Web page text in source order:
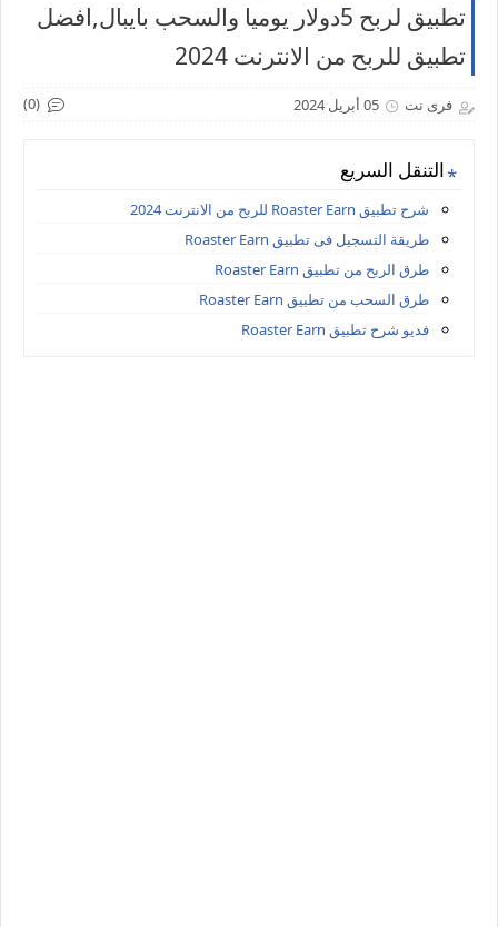
تطبيق لربح 5دولار يوميا والسحب بايبال,افضل
تطبيق للربح من الانترنت 2024
فرى نت 05 أبريل 2024 (0)
التنقل السريع
شرح تطبيق Roaster Earn للربح من الانترنت 2024
طريقة التسجيل فى تطبيق Roaster Earn
طرق الربح من تطبيق Roaster Earn
طرق السحب من تطبيق Roaster Earn
فديو شرح تطبيق Roaster Earn